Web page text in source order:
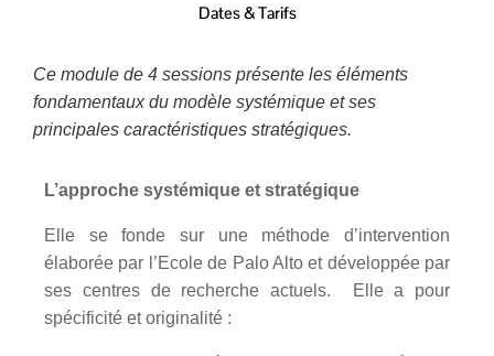
Dates & Tarifs
Ce module de 4 sessions présente les éléments
fondamentaux du modèle systémique et ses
principales caractéristiques stratégiques.
L’approche systémique et stratégique
Elle se fonde sur une méthode d’intervention
élaborée par l’Ecole de Palo Alto et développée par
ses centres de recherche actuels. Elle a pour
spécificité et originalité :